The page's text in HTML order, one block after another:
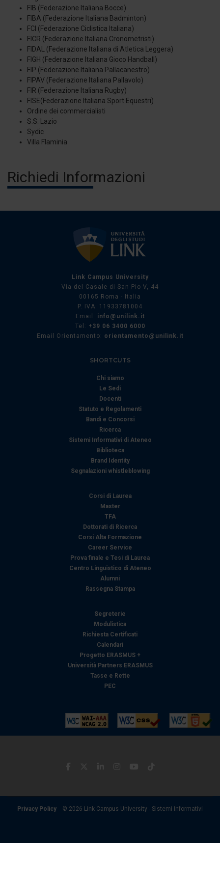
FIB (Federazione Italiana Bocce)
FIBA (Federazione Italiana Badminton)
FCI (Federazione Ciclistica Italiana)
FICR (Federazione Italiana Cronometristi)
FIDAL (Federazione Italiana di Atletica Leggera)
FIGH (Federazione Italiana Gioco Handball)
FIP (Federazione Italiana Pallacanestro)
FIPAV (Federazione Italiana Pallavolo)
FIR (Federazione Italiana Rugby)
FISE(Federazione Italiana Sport Equestri)
Ordine dei commercialisti
S.S. Lazio
Sydic
Villa Flaminia
Richiedi Informazioni
Link Campus University
Via del Casale di San Pio V, 44
00165 Roma - Italia
P. IVA: 11933781004
Email: info@unilink.it
Tel: +39 06 3400 6000
Email Orientamento: orientamento@unilink.it
SHORTCUTS
Chi siamo
Le Sedi
Docenti
Statuto e Regolamenti
Bandi e Concorsi
Ricerca
Sistemi Informativi di Ateneo
Biblioteca
Brand Identity
Segnalazioni whistleblowing
Corsi di Laurea
Master
TFA
Dottorati di Ricerca
Corsi Alta Formazione
Career Service
Prova finale e Tesi di Laurea
Centro Linguistico di Ateneo
Alumni
Rassegna Stampa
Segreterie
Modulistica
Richiesta Certificati
Calendari
Progetto ERASMUS +
Università Partners ERASMUS
Tasse e Rette
PEC
Privacy Policy © 2026 Link Campus University - Sistemi Informativi